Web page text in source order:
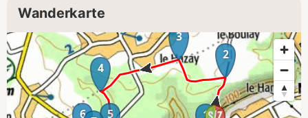
Wanderkarte
1
2
3
4
5
6